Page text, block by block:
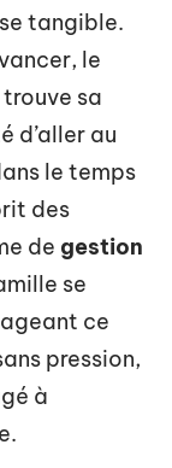
tangible.
le
sa
d’aller au
le temps
des
de gestion
se
ce
pression,
à